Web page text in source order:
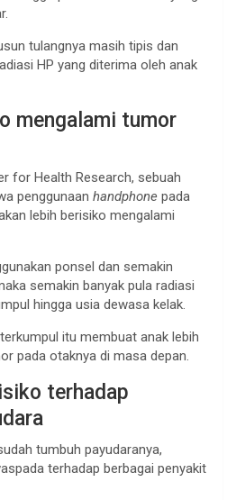
tulangnya masih tipis dan
HP yang diterima oleh anak
mengalami tumor
for Health Research, sebuah
penggunaan handphone pada
lebih berisiko mengalami
ponsel dan semakin
semakin banyak pula radiasi
hingga usia dewasa kelak.
itu membuat anak lebih
pada otaknya di masa depan.
terhadap
tumbuh payudaranya,
terhadap berbagai penyakit